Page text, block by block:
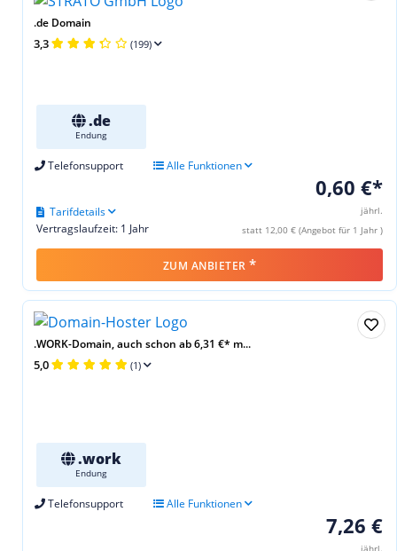
.de Domain
3,3 (199)
.de
Endung
Telefonsupport Alle Funktionen
0,60 €*
jährl.
statt 12,00 € (Angebot für 1 Jahr )
Vertragslaufzeit: 1 Jahr
Tarifdetails
ZUM ANBIETER *
.WORK-Domain, auch schon ab 6,31 €* m...
5,0 (1)
.work
Endung
Telefonsupport Alle Funktionen
7,26 €
jährl.